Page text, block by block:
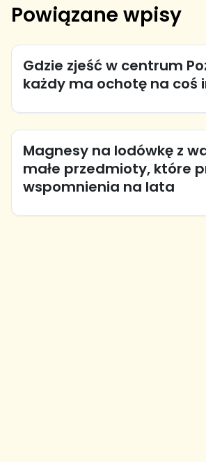
Powiązane wpisy
Gdzie zjeść w centrum
każdy ma ochotę na coś
Magnesy na lodówkę z
małe przedmioty, które
wspomnienia na lata